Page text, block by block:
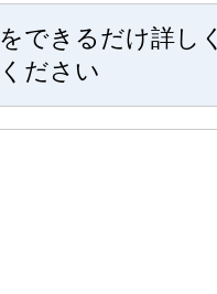
できるだけ詳しく
ださい